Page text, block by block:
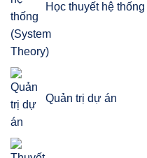
Học thuyết hệ
Quản trị dự án